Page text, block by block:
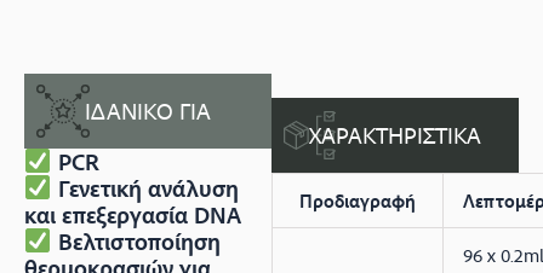
ΙΔΑΝΙΚΟ ΓΙΑ
PCR
Γενετική ανάλυση
και επεξεργασία DNA
Βελτιστοποίηση
ΧΑΡΑΚΤΗΡΙΣΤΙΚΑ
Προδιαγραφή
96 x 0.2ml